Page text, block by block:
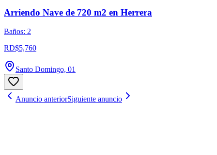
Arriendo Nave de 720 m2 en Herrera
Baños: 2
RD$5,760
Santo Domingo, 01
Anuncio anteriorSiguiente anuncio